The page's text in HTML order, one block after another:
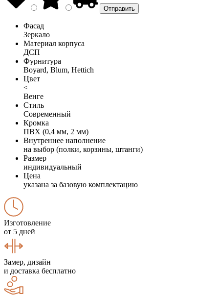
Фасад
Зеркало
Материал корпуса
ДСП
Фурнитура
Boyard, Blum, Hettich
Цвет
<
Венге
Стиль
Современный
Кромка
ПВХ (0,4 мм, 2 мм)
Внутреннее наполнение
на выбор (полки, корзины, штанги)
Размер
индивидуальный
Цена
указана за базовую комплектацию
Изготовление
от 5 дней
Замер, дизайн
и доставка бесплатно